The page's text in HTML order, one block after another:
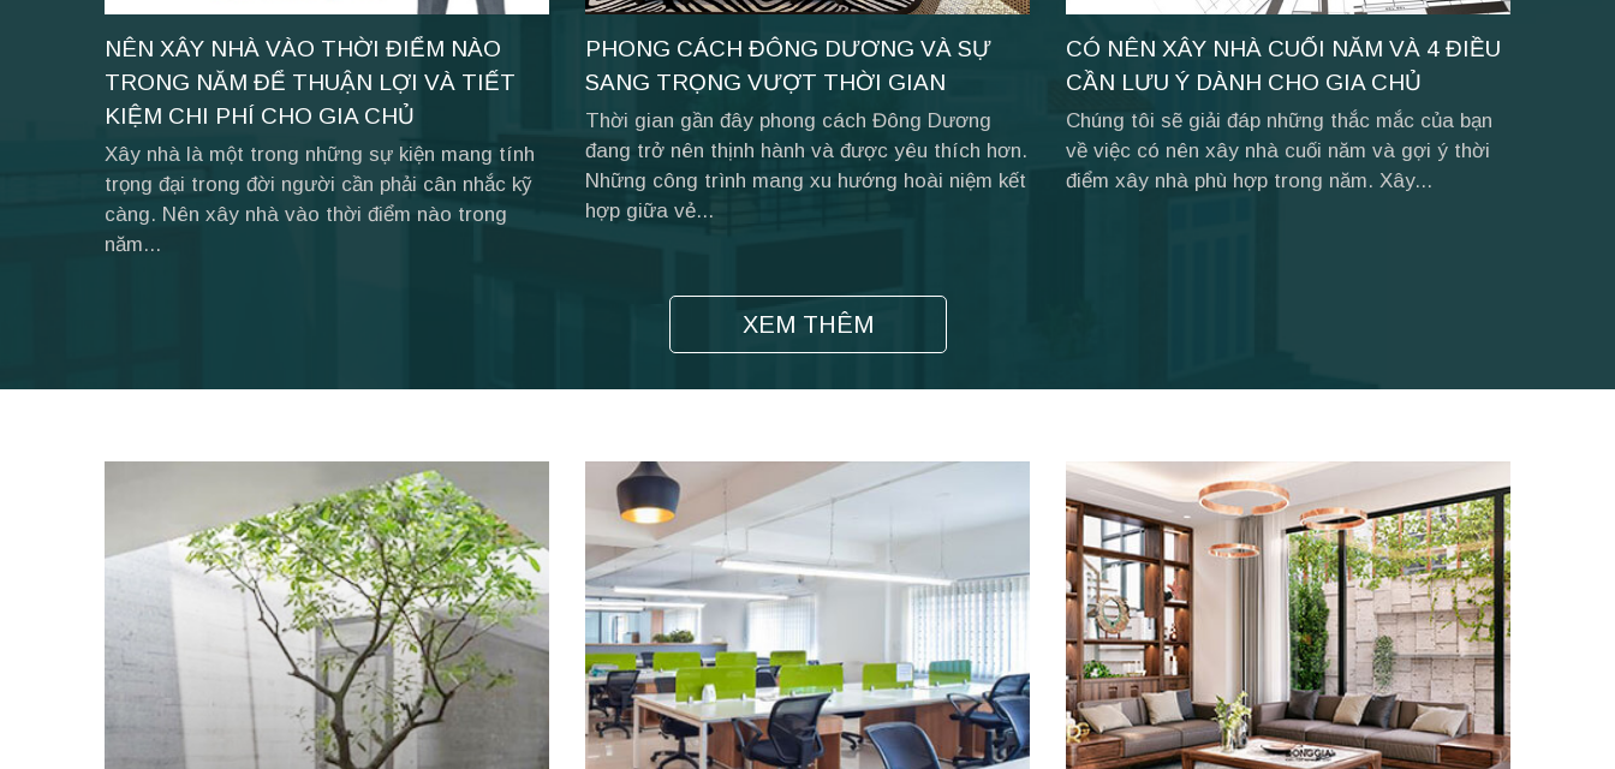
NÊN XÂY NHÀ VÀO THỜI ĐIỂM NÀO
TRONG NĂM ĐỂ THUẬN LỢI VÀ TIẾT
KIỆM CHI PHÍ CHO GIA CHỦ
Xây nhà là một trong những sự kiện mang tính
trọng đại trong đời người cần phải cân nhắc kỹ
càng. Nên xây nhà vào thời điểm nào trong
năm...
PHONG CÁCH ĐÔNG DƯƠNG VÀ SỰ
SANG TRỌNG VƯỢT THỜI GIAN
Thời gian gần đây phong cách Đông Dương
đang trở nên thịnh hành và được yêu thích hơn.
Những công trình mang xu hướng hoài niệm kết
hợp giữa vẻ...
CÓ NÊN XÂY NHÀ CUỐI NĂM VÀ 4 ĐIỀU
CẦN LƯU Ý DÀNH CHO GIA CHỦ
Chúng tôi sẽ giải đáp những thắc mắc của bạn
về việc có nên xây nhà cuối năm và gợi ý thời
điểm xây nhà phù hợp trong năm. Xây...
XEM THÊM